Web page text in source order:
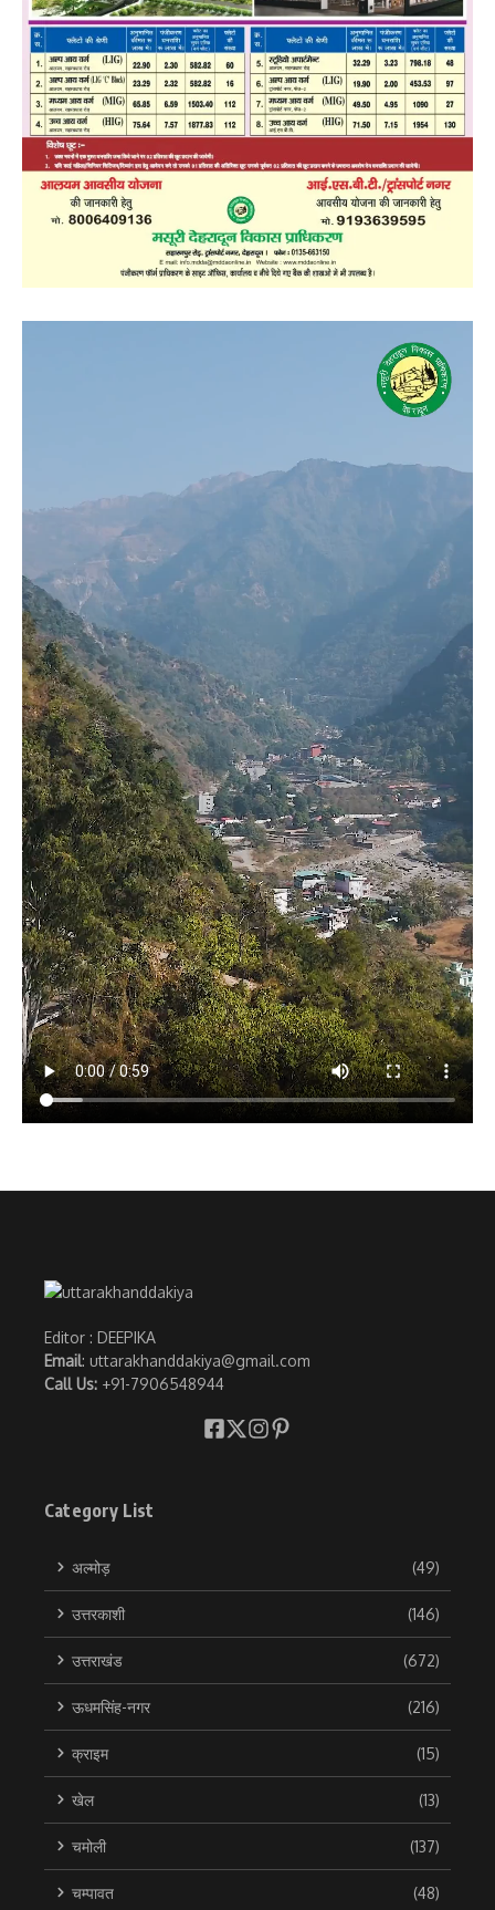
Editor : DEEPIKA
Email: uttarakhanddakiya@gmail.com
Call Us: +91-7906548944
Category List
अल्मोड़ (49)
उत्तरकाशी (146)
उत्तराखंड (672)
ऊधमसिंह-नगर (216)
क्राइम (15)
खेल (13)
चमोली (137)
चम्पावत (48)